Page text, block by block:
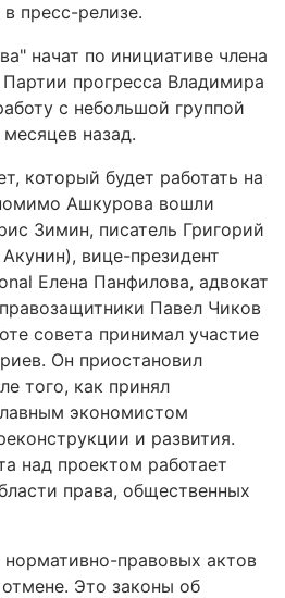
пресс-релизе.
начат по инициативе члена
Партии прогресса Владимира
с небольшой группой
назад.
который будет работать на
Ашкурова вошли
Зимин, писатель Григорий
вице-президент
Елена Панфилова, адвокат
Павел Чиков
совета принимал участие
Он приостановил
того, как принял
экономистом
и развития.
над проектом работает
права, общественных
правовых актов
Это законы об